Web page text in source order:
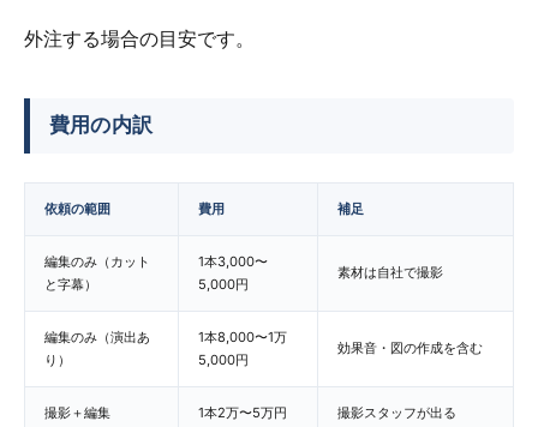
外注する場合の目安です。
費用の内訳
依頼の範囲 費用 補足
編集のみ（カット
と字幕）
1本3,000〜
5,000円
素材は自社で撮影
編集のみ（演出あ
り）
1本8,000〜1万
5,000円
効果音・図の作成を含む
撮影＋編集 1本2万〜5万円 撮影スタッフが出る